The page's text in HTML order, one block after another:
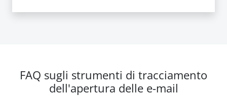
FAQ sugli strumenti di tracciamento
dell'apertura delle e-mail